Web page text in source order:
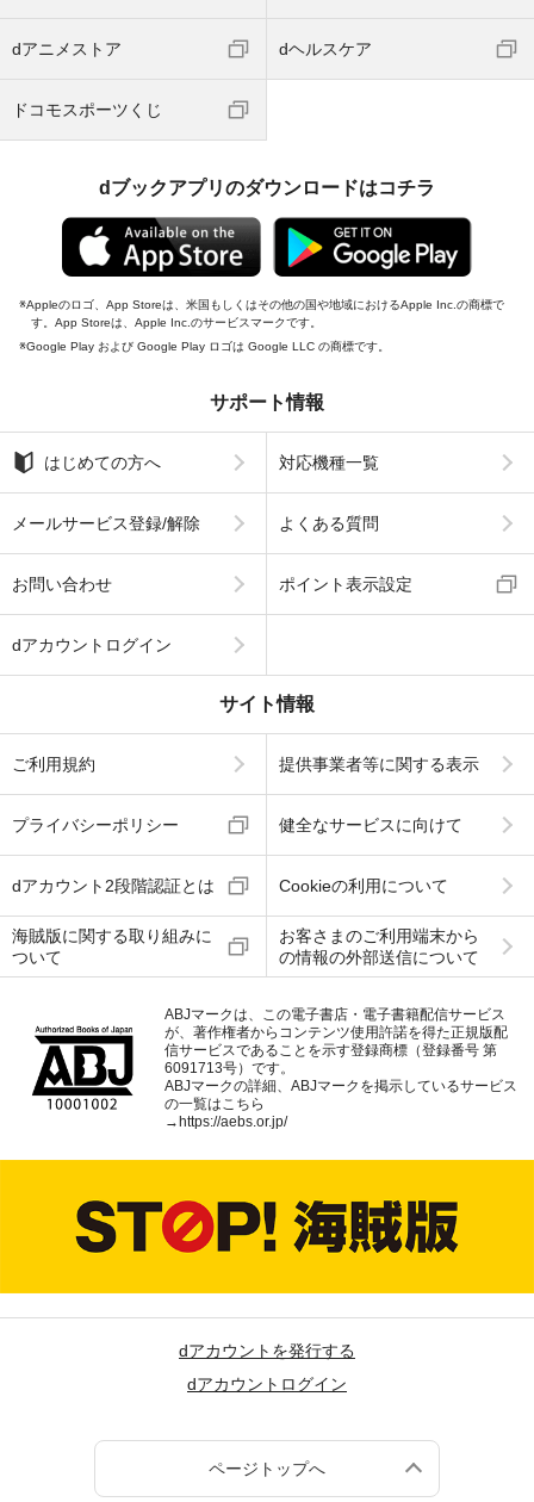
dアニメストア dヘルスケア
ドコモスポーツくじ
dブックアプリのダウンロードはコチラ
Appleのロゴ、App Storeは、米国もしくはその他の国や地域におけるApple Inc.の商標で
す。App Storeは、Apple Inc.のサービスマークです。
Google Play および Google Play ロゴは Google LLC の商標です。
サポート情報
はじめての方へ 対応機種一覧
メールサービス登録/解除 よくある質問
お問い合わせ ポイント表示設定
dアカウントログイン
サイト情報
ご利用規約 提供事業者等に関する表示
プライバシーポリシー 健全なサービスに向けて
dアカウント2段階認証とは Cookieの利用について
海賊版に関する取り組みに
ついて
お客さまのご利用端末から
の情報の外部送信について
ABJマークは、この電子書店・電子書籍配信サービス
が、著作権者からコンテンツ使用許諾を得た正規版配
信サービスであることを示す登録商標（登録番号 第
6091713号）です。
ABJマークの詳細、ABJマークを掲示しているサービス
の一覧はこちら
→https://aebs.or.jp/
dアカウントを発行する
dアカウントログイン
ページトップへ